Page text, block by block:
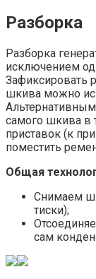
Разборка
Разборка
исключением
Зафиксировать
шкива можно
самого шкива в
приставок (к
поместить
Общая
Снимаем
тиски);
сам